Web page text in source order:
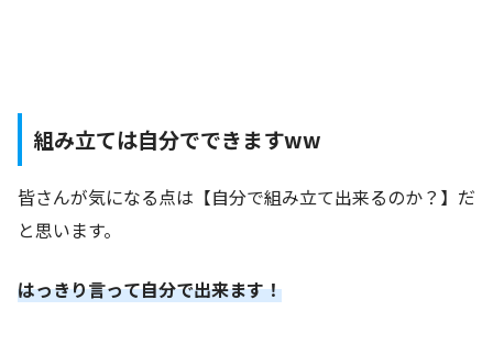
組み立ては自分でできますww
皆さんが気になる点は【自分で組み立て出来るのか？】だ
と思います。
はっきり言って自分で出来ます！